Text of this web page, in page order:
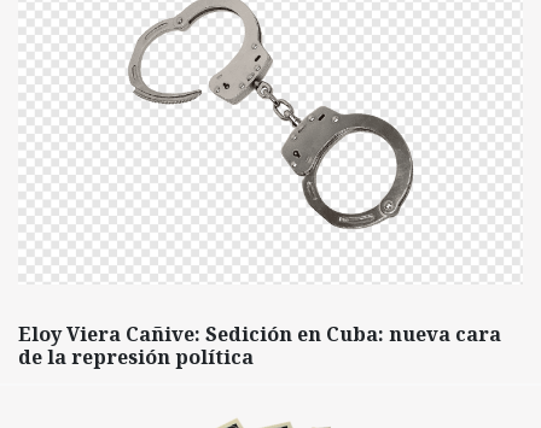
Eloy Viera Cañive: Sedición en Cuba: nueva cara
de la represión política